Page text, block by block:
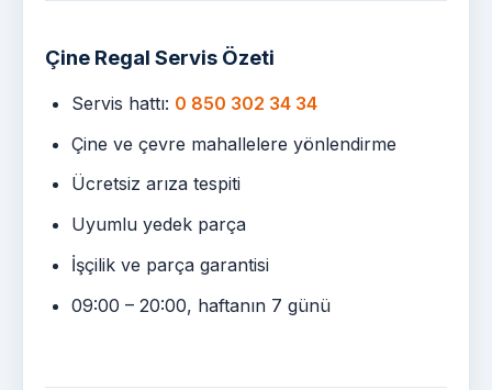
Çine Regal Servis Özeti
Servis hattı: 0 850 302 34 34
Çine ve çevre mahallelere yönlendirme
Ücretsiz arıza tespiti
Uyumlu yedek parça
İşçilik ve parça garantisi
09:00 – 20:00, haftanın 7 günü